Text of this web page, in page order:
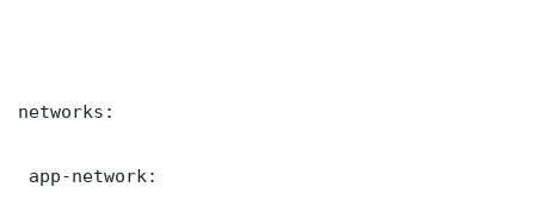
networks:
app-network: